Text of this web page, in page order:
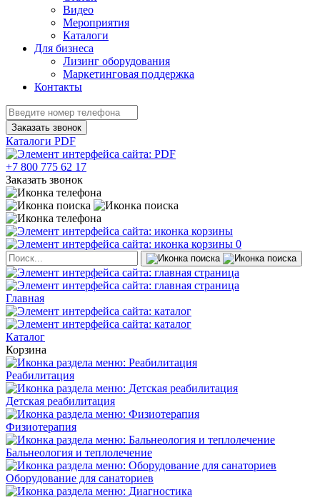
Видео
Мероприятия
Каталоги
Для бизнеса
Лизинг оборудования
Маркетинговая поддержка
Контакты
Заказать звонок
Каталоги PDF
+7 800 775 62 17
Заказать звонок
0
Главная
Каталог
Корзина
Реабилитация
Детская реабилитация
Физиотерапия
Бальнеология и теплолечение
Оборудование для санаториев